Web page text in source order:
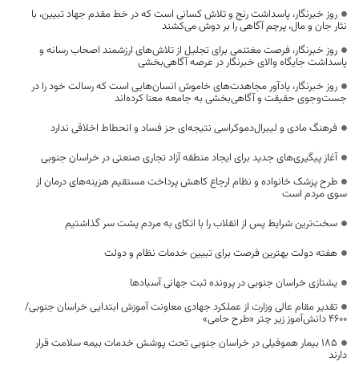
روز خبرنگار، پاسداشت رنج و تلاش کسانی است که در خط مقدم جهاد تبیین، با
نثار جان و مال، پرچم آگاهی را بر دوش می‌کشند
روز خبرنگار، فرصت مغتنمی برای تجلیل از تلاش‌های ارزشمند اصحاب رسانه و
پاسداشت جایگاه والای خبرنگار در عرصه آگاهی‌بخشی
روز خبرنگار، یادآور مجاهدت‌های خاموش انسان‌هایی است که رسالت خود را در
جست‌وجوی حقیقت و آگاهی‌بخشی به جامعه معنا کرده‌اند
فرهنگ مادی و لیبرال‌دموکراسی نتیجه‌ای جز فساد و انحطاط اخلاقی ندارد
آغاز پیگیری‌های جدید برای ایجاد منطقه آزاد تجاری صنعتی در خراسان جنوبی
طرح پزشک خانواده و نظام ارجاع کاهش پرداخت مستقیم هزینه‌های درمان از
سوی مردم است
سخت‌ترین شرایط پس از انقلاب را با اتکای به مردم پشت سر گذاشتیم
هفته دولت بهترین فرصت برای تبیین خدمات نظام و دولت
یشتازی خراسان جنوبی در پرونده ثبت جهانی آسبادها
تقدیر مقام عالی وزارت از عملکرد جهادی معاونت آموزش ابتدایی خراسان جنوبی/
۴۶۰۰ دانش‌آموز زیر چتر «طرح حامی»
۱۸۵ بیمار هموفیلی در خراسان جنوبی تحت پوشش خدمات بیمه سلامت قرار
دارند